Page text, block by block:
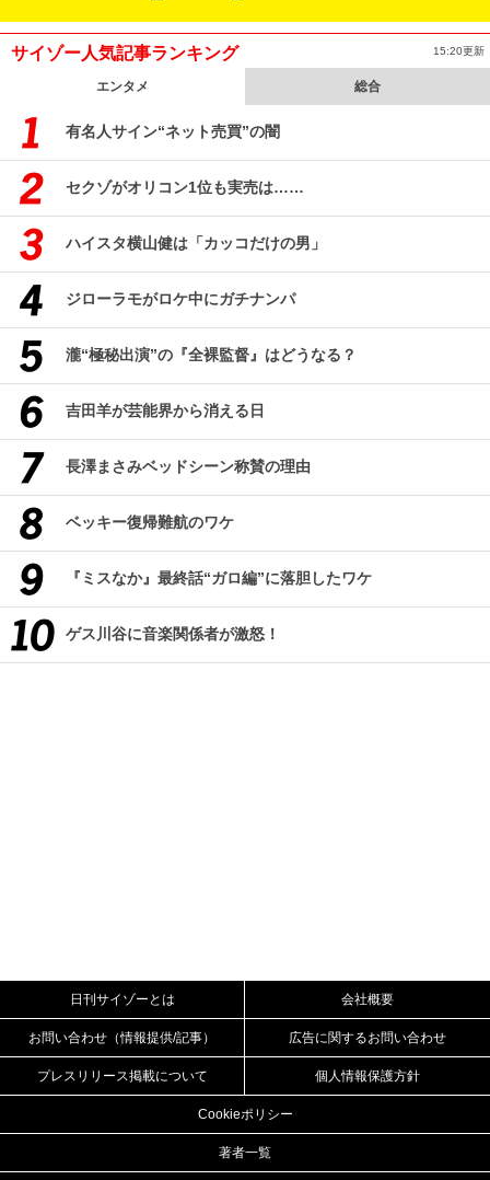
サイゾー人気記事ランキング 15:20更新
エンタメ 総合
有名人サイン“ネット売買”の闇
セクゾがオリコン1位も実売は……
ハイスタ横山健は「カッコだけの男」
ジローラモがロケ中にガチナンパ
瀧“極秘出演”の『全裸監督』はどうなる？
吉田羊が芸能界から消える日
長澤まさみベッドシーン称賛の理由
ベッキー復帰難航のワケ
『ミスなか』最終話“ガロ編”に落胆したワケ
ゲス川谷に音楽関係者が激怒！
日刊サイゾーとは 会社概要
お問い合わせ（情報提供/記事） 広告に関するお問い合わせ
プレスリリース掲載について 個人情報保護方針
Cookieポリシー
著者一覧